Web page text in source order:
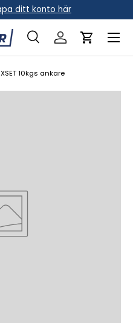
ditt konto här
Sök Logga inVagn
Meny
10kgs ankare